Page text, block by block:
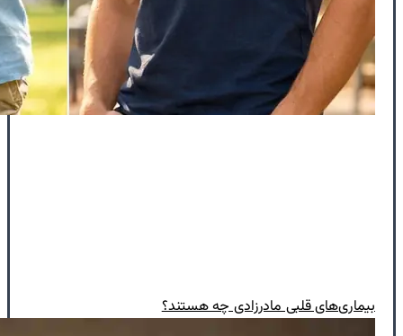
بیماری‌های قلبی مادرزادی چه هستند؟